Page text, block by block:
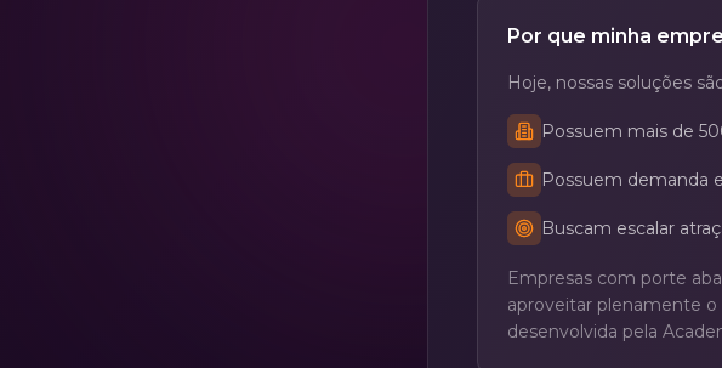
Por que minha
Hoje, nossas soluções
Possuem mais de
Possuem demanda
Buscam escalar
Empresas com porte
aproveitar plenamente
desenvolvida pela